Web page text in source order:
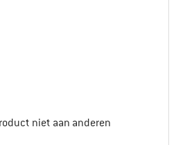
niet aan anderen